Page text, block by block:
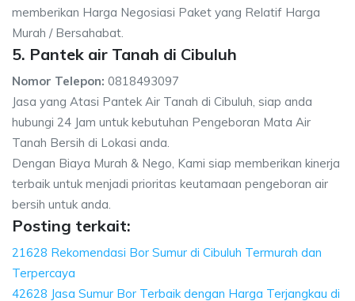
memberikan Harga Negosiasi Paket yang Relatif Harga
Murah / Bersahabat.
5. Pantek air Tanah di Cibuluh
Nomor Telepon: 0818493097
Jasa yang Atasi Pantek Air Tanah di Cibuluh, siap anda
hubungi 24 Jam untuk kebutuhan Pengeboran Mata Air
Tanah Bersih di Lokasi anda.
Dengan Biaya Murah & Nego, Kami siap memberikan kinerja
terbaik untuk menjadi prioritas keutamaan pengeboran air
bersih untuk anda.
Posting terkait:
21628 Rekomendasi Bor Sumur di Cibuluh Termurah dan
Terpercaya
42628 Jasa Sumur Bor Terbaik dengan Harga Terjangkau di